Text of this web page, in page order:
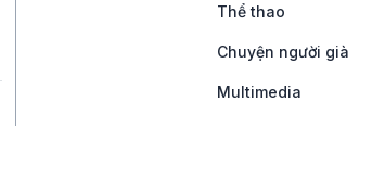
Thể thao
Chuyện người già
Multimedia